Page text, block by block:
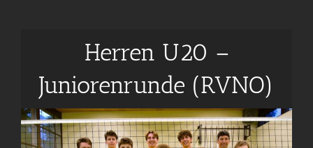
Herren U20 –
Juniorenrunde (RVNO)